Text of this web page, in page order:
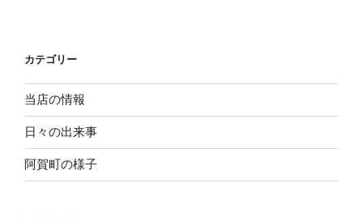
ン
カテゴリー
当店の情報
日々の出来事
阿賀町の様子